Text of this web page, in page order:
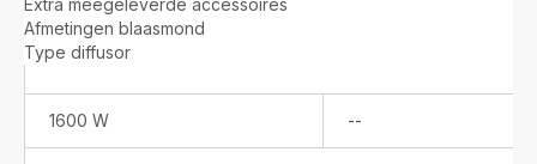
Afmetingen blaasmond
Type diffusor
1600 W --
beschikbaar